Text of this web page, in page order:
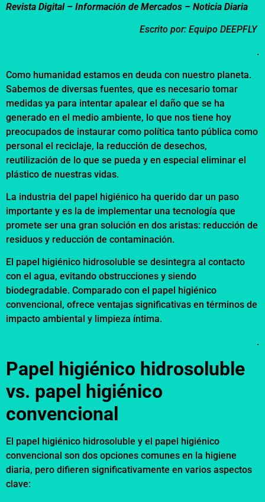
Revista Digital – Información de Mercados – Noticia Diaria
Escrito por: Equipo DEEPFLY
.
Como humanidad estamos en deuda con nuestro planeta.
Sabemos de diversas fuentes, que es necesario tomar
medidas ya para intentar apalear el daño que se ha
generado en el medio ambiente, lo que nos tiene hoy
preocupados de instaurar como política tanto pública como
personal el reciclaje, la reducción de desechos,
reutilización de lo que se pueda y en especial eliminar el
plástico de nuestras vidas.
La industria del papel higiénico ha querido dar un paso
importante y es la de implementar una tecnología que
promete ser una gran solución en dos aristas: reducción de
residuos y reducción de contaminación.
El papel higiénico hidrosoluble se desintegra al contacto
con el agua, evitando obstrucciones y siendo
biodegradable. Comparado con el papel higiénico
convencional, ofrece ventajas significativas en términos de
impacto ambiental y limpieza íntima.
.
Papel higiénico hidrosoluble
vs. papel higiénico
convencional
El papel higiénico hidrosoluble y el papel higiénico
convencional son dos opciones comunes en la higiene
diaria, pero difieren significativamente en varios aspectos
clave: